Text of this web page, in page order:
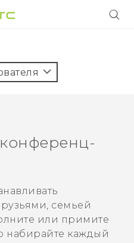
семьей
или примите
набирайте каждый